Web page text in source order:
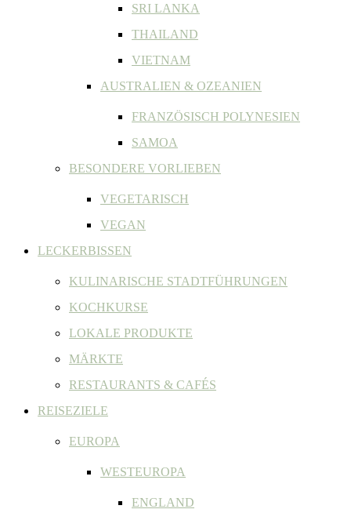
SRI LANKA
THAILAND
VIETNAM
AUSTRALIEN & OZEANIEN
FRANZÖSISCH POLYNESIEN
SAMOA
BESONDERE VORLIEBEN
VEGETARISCH
VEGAN
LECKERBISSEN
KULINARISCHE STADTFÜHRUNGEN
KOCHKURSE
LOKALE PRODUKTE
MÄRKTE
RESTAURANTS & CAFÉS
REISEZIELE
EUROPA
WESTEUROPA
ENGLAND